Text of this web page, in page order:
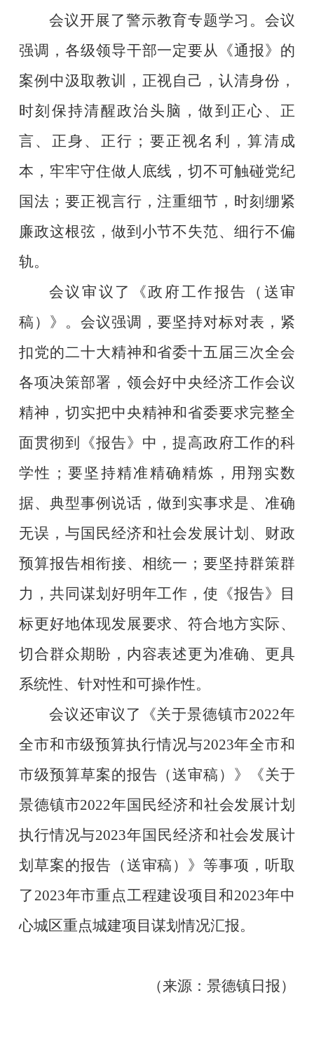
会议开展了警示教育专题学习。会议
强调，各级领导干部一定要从《通报》的
案例中汲取教训，正视自己，认清身份，
时刻保持清醒政治头脑，做到正心、正
言、正身、正行；要正视名利，算清成
本，牢牢守住做人底线，切不可触碰党纪
国法；要正视言行，注重细节，时刻绷紧
廉政这根弦，做到小节不失范、细行不偏
轨。
会议审议了《政府工作报告（送审
稿）》。会议强调，要坚持对标对表，紧
扣党的二十大精神和省委十五届三次全会
各项决策部署，领会好中央经济工作会议
精神，切实把中央精神和省委要求完整全
面贯彻到《报告》中，提高政府工作的科
学性；要坚持精准精确精炼，用翔实数
据、典型事例说话，做到实事求是、准确
无误，与国民经济和社会发展计划、财政
预算报告相衔接、相统一；要坚持群策群
力，共同谋划好明年工作，使《报告》目
标更好地体现发展要求、符合地方实际、
切合群众期盼，内容表述更为准确、更具
系统性、针对性和可操作性。
会议还审议了《关于景德镇市2022年
全市和市级预算执行情况与2023年全市和
市级预算草案的报告（送审稿）》《关于
景德镇市2022年国民经济和社会发展计划
执行情况与2023年国民经济和社会发展计
划草案的报告（送审稿）》等事项，听取
了 2023年市重点工程建设项目和2023年中
心城区重点城建项目谋划情况汇报。
（来源：景德镇日报）